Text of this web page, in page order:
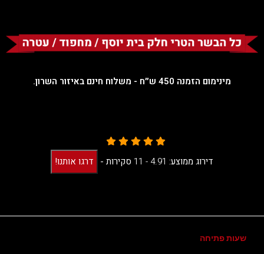
מינימום הזמנה 450 ש״ח - משלוח חינם באיזור השרון.
דירוג ממוצע: 4.91 -
11 סקירות - דרגו אותנו!
שעות פתיחה